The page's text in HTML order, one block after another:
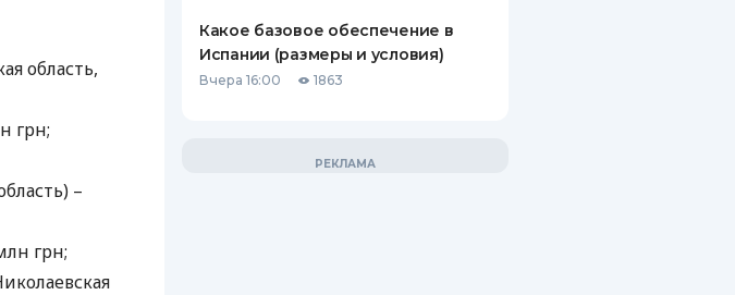
область,
грн;
–
грн;
Какое базовое обеспечение в
Испании (размеры и условия)
Вчера 16:00 1863